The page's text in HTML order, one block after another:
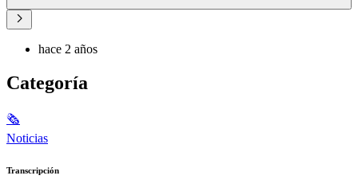
hace 2 años
Categoría
🗞
Noticias
Transcripción